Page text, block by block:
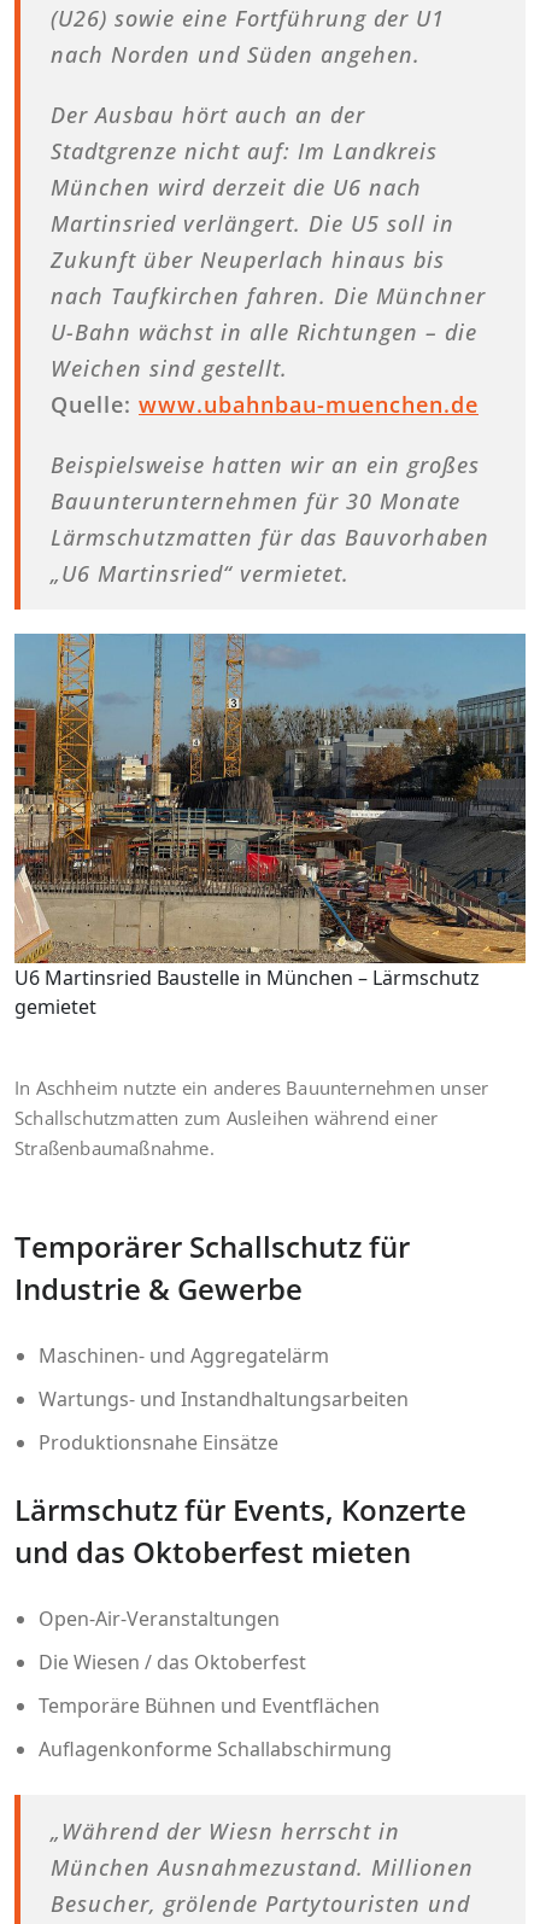
(U26) sowie eine Fortführung der U1
nach Norden und Süden angehen.
Der Ausbau hört auch an der
Stadtgrenze nicht auf: Im Landkreis
München wird derzeit die U6 nach
Martinsried verlängert. Die U5 soll in
Zukunft über Neuperlach hinaus bis
nach Taufkirchen fahren. Die Münchner
U-Bahn wächst in alle Richtungen – die
Weichen sind gestellt.
Quelle: www.ubahnbau-muenchen.de
Beispielsweise hatten wir an ein großes
Bauunterunternehmen für 30 Monate
Lärmschutzmatten für das Bauvorhaben
„U6 Martinsried“ vermietet.
U6 Martinsried Baustelle in München – Lärmschutz
gemietet
In Aschheim nutzte ein anderes Bauunternehmen unser
Schallschutzmatten zum Ausleihen während einer
Straßenbaumaßnahme.
Temporärer Schallschutz für
Industrie & Gewerbe
Maschinen- und Aggregatelärm
Wartungs- und Instandhaltungsarbeiten
Produktionsnahe Einsätze
Lärmschutz für Events, Konzerte
und das Oktoberfest mieten
Open-Air-Veranstaltungen
Die Wiesen / das Oktoberfest
Temporäre Bühnen und Eventflächen
Auflagenkonforme Schallabschirmung
„Während der Wiesn herrscht in
München Ausnahmezustand. Millionen
Besucher, grölende Partytouristen und